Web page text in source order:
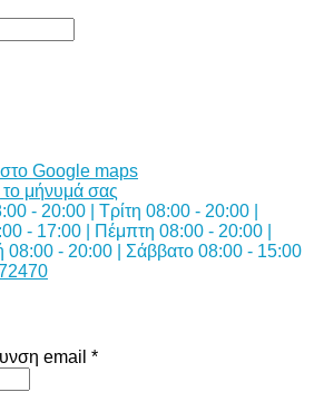
στο Google maps
το μήνυμά σας
- 20:00 | Τρίτη 08:00 - 20:00 |
- 17:00 | Πέμπτη 08:00 - 20:00 |
08:00 - 20:00 | Σάββατο 08:00 - 15:00
email *